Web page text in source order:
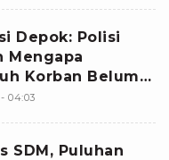
Depok: Polisi
Mengapa
Korban Belum
04:03
SDM, Puluhan